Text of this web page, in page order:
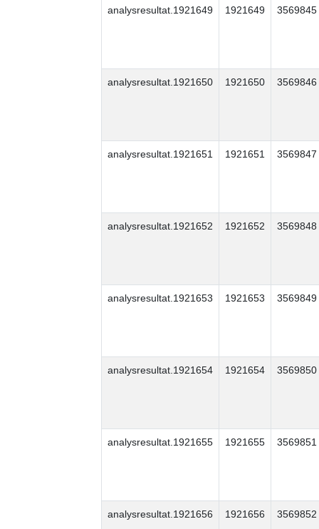
analysresultat.1921649 1921649 3569845
analysresultat.1921650 1921650 3569846
analysresultat.1921651 1921651 3569847
analysresultat.1921652 1921652 3569848
analysresultat.1921653 1921653 3569849
analysresultat.1921654 1921654 3569850
analysresultat.1921655 1921655 3569851
analysresultat.1921656 1921656 3569852